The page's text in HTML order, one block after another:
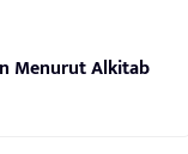
Menurut Alkitab